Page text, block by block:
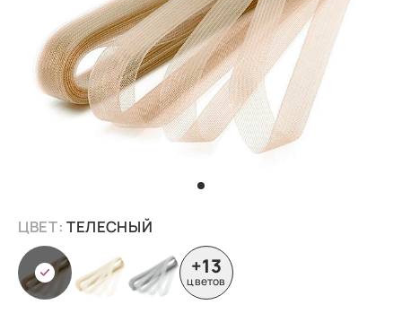
ЦВЕТ:ТЕЛЕСНЫЙ
+13
цветов